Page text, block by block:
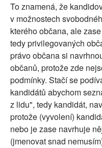
To znamená, že
v možnostech
kterého občana, ale
tedy privilegovaných
právo občana si
občanů, protože zde
podmínky. Stačí se
kandidátů abychom
z lidu", tedy kandidát,
protože (vyvolení)
nebo je zase navrhuje
(jmenovat snad